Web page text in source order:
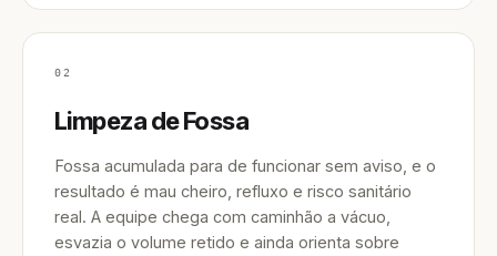
02
Limpeza de Fossa
Fossa acumulada para de funcionar sem aviso, e o
resultado é mau cheiro, refluxo e risco sanitário
real. A equipe chega com caminhão a vácuo,
esvazia o volume retido e ainda orienta sobre